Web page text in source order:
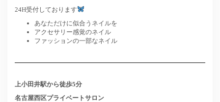
24H受付しております
あなただけに似合うネイルを
アクセサリー感覚のネイル
ファッションの一部なネイル
上小田井駅から徒歩5分
名古屋西区プライベートサロン